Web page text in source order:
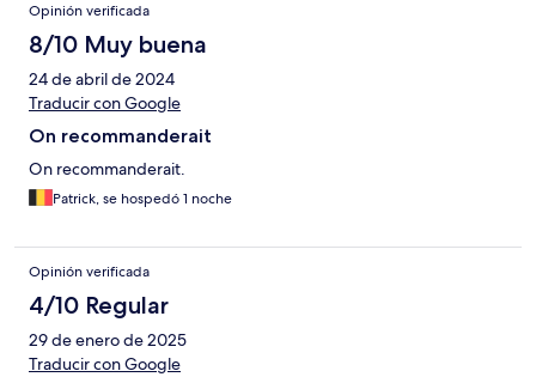
Opinión verificada
8/10 Muy buena
24 de abril de 2024
Traducir con Google
On recommanderait
On recommanderait.
Patrick, se hospedó 1 noche
Opinión verificada
4/10 Regular
29 de enero de 2025
Traducir con Google